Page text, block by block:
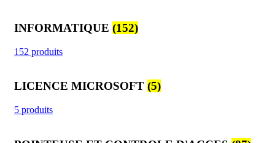
INFORMATIQUE (152)
152 produits
LICENCE MICROSOFT (5)
5 produits